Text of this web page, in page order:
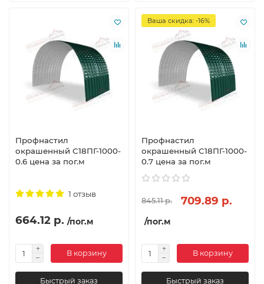
Профнастил
окрашенный С18ПГ-1000-
0.6 цена за пог.м
1 отзыв
664.12 р. /пог.м
В корзину
Быстрый заказ
Ваша скидка: -16%
Профнастил
окрашенный С18ПГ-1000-
0.7 цена за пог.м
845.11 р. 709.89 р.
/пог.м
В корзину
Быстрый заказ